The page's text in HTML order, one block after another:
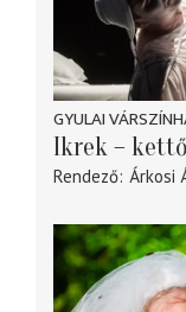
GYULAI
Ikrek – kettő
Rendező Árkosi